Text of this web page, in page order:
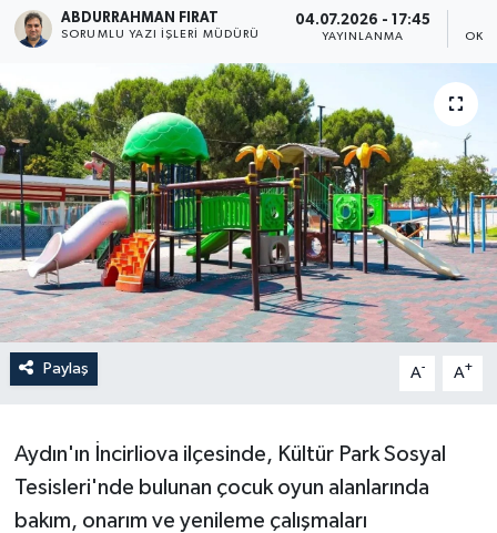
ABDURRAHMAN FIRAT
SORUMLU YAZI İŞLERI MÜDÜRÜ
04.07.2026 - 17:45
YAYINLANMA
Paylaş A- A+
Aydın'ın İncirliova ilçesinde, Kültür Park Sosyal
Tesisleri'nde bulunan çocuk oyun alanlarında
bakım, onarım ve yenileme çalışmaları